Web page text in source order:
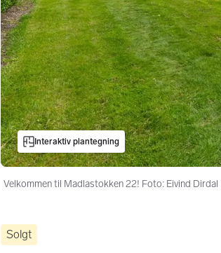
Interaktiv plantegning
Velkommen til Madlastokken 22! Foto: Eivind Dirdal
Solgt